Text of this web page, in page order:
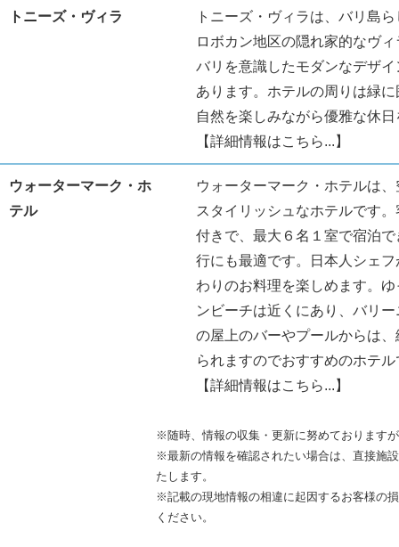
トニーズ・ヴィラ
トニーズ・ヴィラは、バリ島
ロボカン地区の隠れ家的なヴ
バリを意識したモダンなデザ
あります。ホテルの周りは緑
自然を楽しみながら優雅な休
【詳細情報はこちら...】
ウォーターマーク・ホ
テル
ウォーターマーク・ホテルは
スタイリッシュなホテルです
付きで、最大６名１室で宿泊
行にも最適です。日本人シェ
わりのお料理を楽しめます。
ンビーチは近くにあり、バリ
の屋上のバーやプールからは
られますのでおすすめのホテル
【詳細情報はこちら...】
※随時、情報の収集・更新に努めております
※最新の情報を確認されたい場合は、直接施
たします。
※記載の現地情報の相違に起因するお客様の
ください。